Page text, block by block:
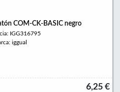
COM-CK-BASIC negro
IGG316795
iggual
6,25 €